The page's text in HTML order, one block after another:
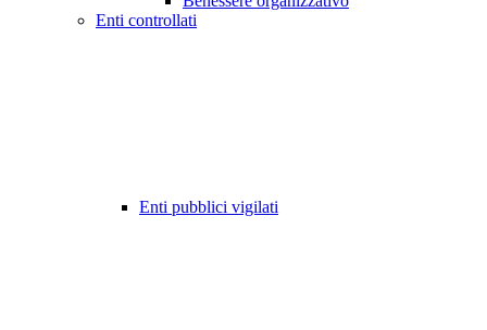
Enti controllati
Enti pubblici vigilati